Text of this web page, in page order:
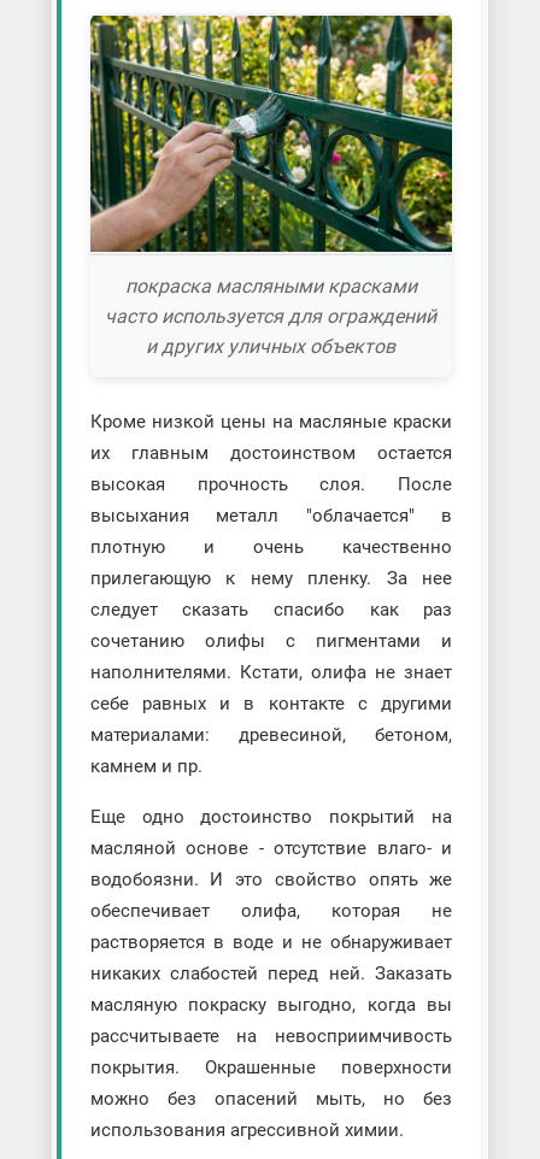
покраска масляными красками
часто используется для ограждений
и других уличных объектов
Кроме низкой цены на масляные краски
их главным достоинством остается
высокая прочность слоя. После
высыхания металл "облачается" в
плотную и очень качественно
прилегающую к нему пленку. За нее
следует сказать спасибо как раз
сочетанию олифы с пигментами и
наполнителями. Кстати, олифа не знает
себе равных и в контакте с другими
материалами: древесиной, бетоном,
камнем и пр.
Еще одно достоинство покрытий на
масляной основе - отсутствие влаго- и
водобоязни. И это свойство опять же
обеспечивает олифа, которая не
растворяется в воде и не обнаруживает
никаких слабостей перед ней. Заказать
масляную покраску выгодно, когда вы
рассчитываете на невосприимчивость
покрытия. Окрашенные поверхности
можно без опасений мыть, но без
использования агрессивной химии.